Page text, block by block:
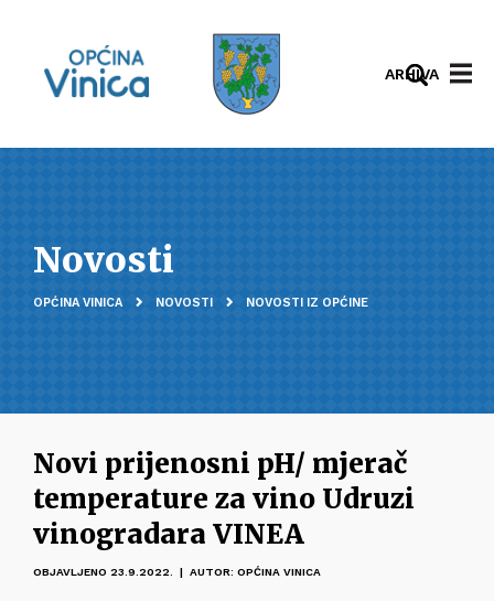
ARHIVA
Novosti
OPĆINA VINICA NOVOSTI NOVOSTI IZ OPĆINE
Novi prijenosni pH/ mjerač
temperature za vino Udruzi
vinogradara VINEA
OBJAVLJENO 23.9.2022. | AUTOR: OPĆINA VINICA